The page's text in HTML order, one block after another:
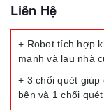
Liên Hệ
+ Robot tích hợp
mạnh và lau nhà
+ 3 chổi quét giúp
bên và 1 chổi